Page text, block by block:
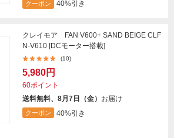
クーポン 40%引き
クレイモア FAN V600+ SAND BEIGE CLF
N-V610 [DCモーター搭載]
(10)
5,980円
60ポイント
送料無料、8月7日（金） お届け
クーポン 40%引き